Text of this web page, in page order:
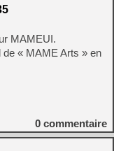
MAMEUI.
de « MAME Arts » en
0 commentaire